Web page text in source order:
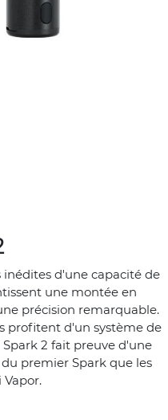
inédites d'une capacité de
une montée en
précision remarquable.
profitent d'un système de
2 fait preuve d'une
premier Spark que les